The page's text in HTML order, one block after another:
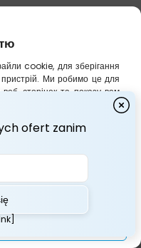
cookie, для зберігання
Ми робимо це для
сторінок та показу вам
на використання цих
дані, як ваша поведінка під
ідентифікатори на цьому
може погіршити